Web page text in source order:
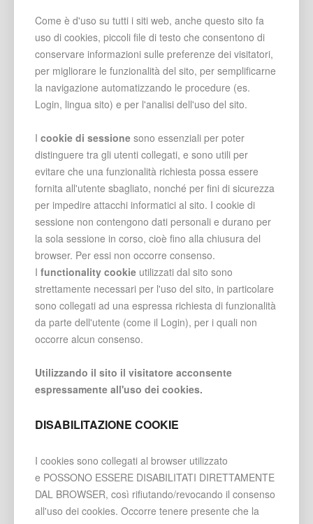
Come è d'uso su tutti i siti web, anche questo sito fa
uso di cookies, piccoli file di testo che consentono di
conservare informazioni sulle preferenze dei visitatori,
per migliorare le funzionalità del sito, per semplificarne
la navigazione automatizzando le procedure (es.
Login, lingua sito) e per l'analisi dell'uso del sito.
I cookie di sessione sono essenziali per poter
distinguere tra gli utenti collegati, e sono utili per
evitare che una funzionalità richiesta possa essere
fornita all'utente sbagliato, nonché per fini di sicurezza
per impedire attacchi informatici al sito. I cookie di
sessione non contengono dati personali e durano per
la sola sessione in corso, cioè fino alla chiusura del
browser. Per essi non occorre consenso.
I functionality cookie utilizzati dal sito sono
strettamente necessari per l'uso del sito, in particolare
sono collegati ad una espressa richiesta di funzionalità
da parte dell'utente (come il Login), per i quali non
occorre alcun consenso.
Utilizzando il sito il visitatore acconsente
espressamente all'uso dei cookies.
DISABILITAZIONE COOKIE
I cookies sono collegati al browser utilizzato
e POSSONO ESSERE DISABILITATI DIRETTAMENTE
DAL BROWSER, così rifiutando/revocando il consenso
all'uso dei cookies. Occorre tenere presente che la